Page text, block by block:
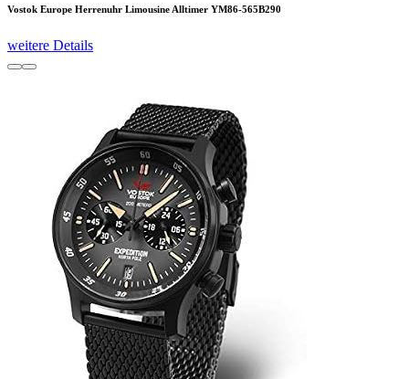
Vostok Europe Herrenuhr Limousine Alltimer YM86-565B290
weitere Details